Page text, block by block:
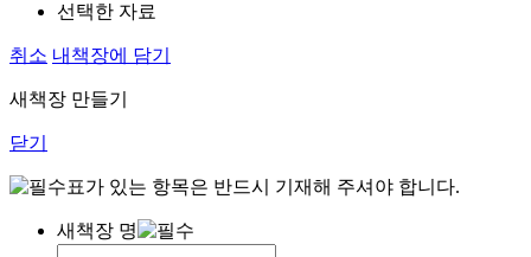
선택한 자료
취소 내책장에 담기
새책장 만들기
닫기
표가 있는 항목은 반드시 기재해 주셔야 합니다.
새책장 명